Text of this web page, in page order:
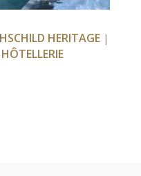
HERITAGE|
HÔTELLERIE